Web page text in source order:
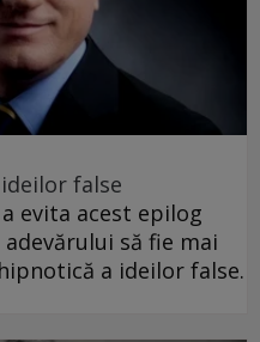
false
evita acest epilog
să fie mai
a ideilor false.